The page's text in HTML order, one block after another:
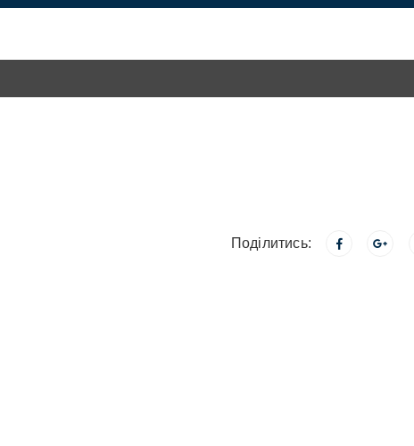
Поділитись: